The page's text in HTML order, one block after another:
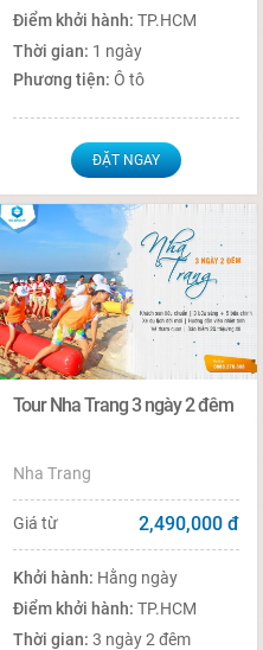
Điểm khởi hành:TP.HCM
Thời gian: 1 ngày
Phương tiện:Ô tô
ĐẶT NGAY
Tour Nha Trang 3 ngày 2 đêm
Nha Trang
Giá từ 2,490,000 đ
Khởi hành: Hằng ngày
Điểm khởi hành:TP.HCM
Thời gian:3 ngày 2 đêm